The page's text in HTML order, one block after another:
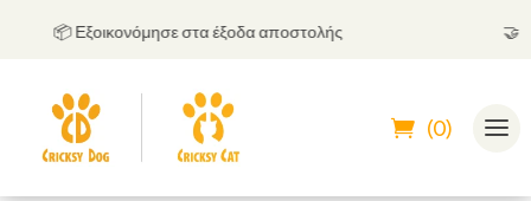
📦 Εξοικονόμησε στα έξοδα αποστολής
(0)